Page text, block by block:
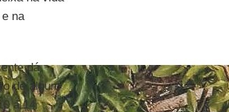
na
dá
de algum
a 14